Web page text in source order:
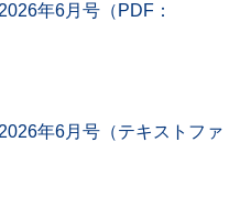
年6月号（PDF：
年6月号（テキストファ